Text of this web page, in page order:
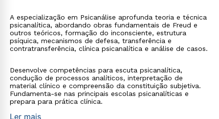
A especialização em Psicanálise aprofunda teoria e técnica
psicanalítica, abordando obras fundamentais de Freud e
outros teóricos, formação do inconsciente, estrutura
psíquica, mecanismos de defesa, transferência e
contratransferência, clínica psicanalítica e análise de casos.
Desenvolve competências para escuta psicanalítica,
condução de processos analíticos, interpretação de
material clínico e compreensão da constituição subjetiva.
Fundamenta-se nas principais escolas psicanalíticas e
prepara para prática clínica.
Ler mais